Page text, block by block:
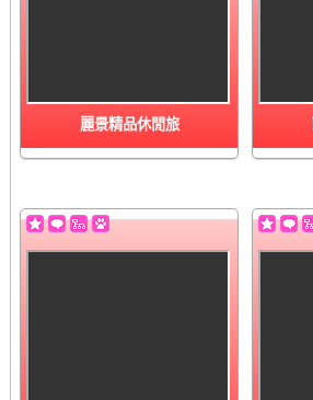
麗景精品休閒旅